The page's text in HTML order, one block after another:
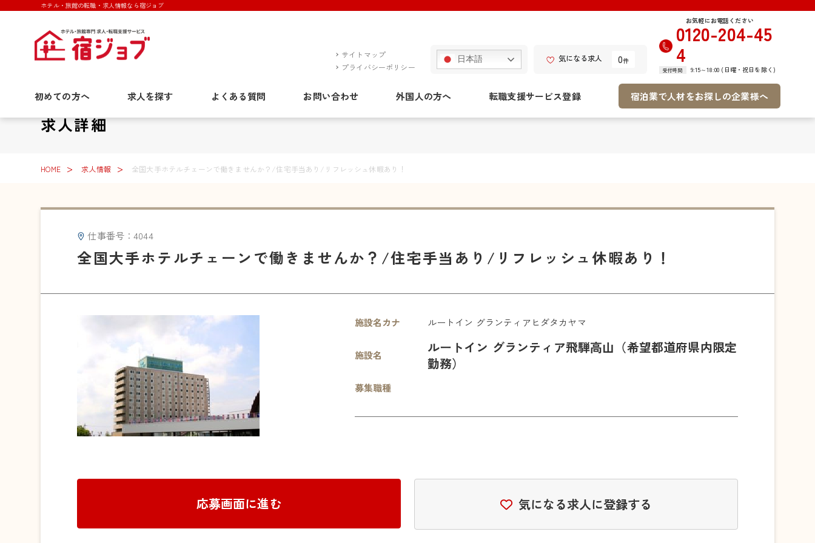
ホテル・旅館の転職・求人情報なら宿ジョブ
サイトマップ
プライバシーポリシー
日本語 気になる求人 0件
お気軽にお電話ください
0120-204-45
4
受付時間 9:15～18:00 (日曜・祝日を除く)
初めての方へ 求人を探す よくある質問 お問い合わせ 外国人の方へ 転職支援サービス登録 宿泊業で人材をお探しの企業様へ
求人詳細
HOME 求人情報 全国大手ホテルチェーンで働きませんか？/住宅手当あり/リフレッシュ休暇あり！
仕事番号：4044
全国大手ホテルチェーンで働きませんか？/住宅手当あり/リフレッシュ休暇あり！
施設名カナ ルートイン グランティアヒダタカヤマ
施設名
ルートイン グランティア飛騨高山（希望都道府県内限定
勤務）
募集職種
応募画面に進む 気になる求人に登録する